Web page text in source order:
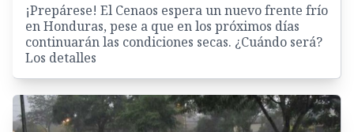
¡Prepárese! El Cenaos espera un nuevo frente frío
en Honduras, pese a que en los próximos días
continuarán las condiciones secas. ¿Cuándo será?
Los detalles